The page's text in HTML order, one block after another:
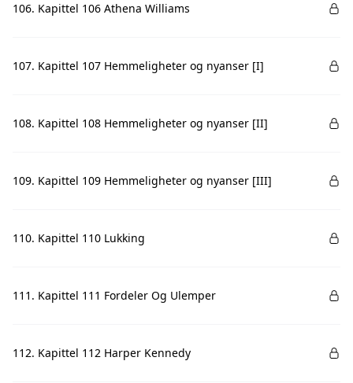
106. Kapittel 106 Athena Williams
107. Kapittel 107 Hemmeligheter og nyanser [I]
108. Kapittel 108 Hemmeligheter og nyanser [II]
109. Kapittel 109 Hemmeligheter og nyanser [III]
110. Kapittel 110 Lukking
111. Kapittel 111 Fordeler Og Ulemper
112. Kapittel 112 Harper Kennedy